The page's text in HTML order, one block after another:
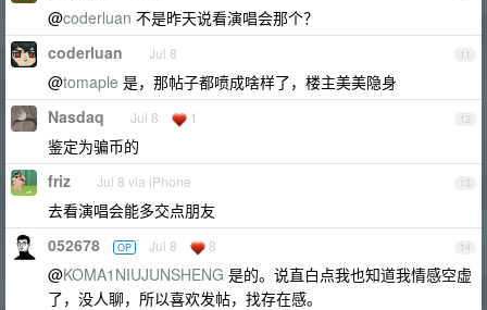
@coderluan 不是昨天说看演唱会那个？
11
coderluan Jul 8
@tomaple 是，那帖子都喷成啥样了，楼主美美隐身
12
Nasdaq Jul 8 1
鉴定为骗币的
13
friz Jul 8 via iPhone
去看演唱会能多交点朋友
14
052678 OP Jul 8 8
@KOMA1NIUJUNSHENG 是的。说直白点我也知道我情感空虚
了，没人聊，所以喜欢发帖，找存在感。